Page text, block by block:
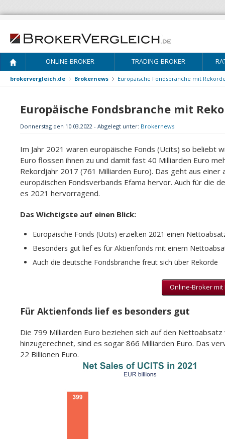
ONLINE-BROKER TRADING-BROKER
brokervergleich.de Brokernews Europäische Fondsbranche mit
Europäische Fondsbranche mit
Donnerstag den 10.03.2022 - Abgelegt unter: Brokernews
Im Jahr 2021 waren europäische Fonds (Ucits) so beliebt
Euro flossen ihnen zu und damit fast 40 Milliarden Euro
Rekordjahr 2017 (761 Milliarden Euro). Das geht aus einer
europäischen Fondsverbands Efama hervor. Auch für die
es 2021 hervorragend.
Das Wichtigste auf einen Blick:
Europäische Fonds (Ucits) erzielten 2021 einen
Besonders gut lief es für Aktienfonds mit einem
Auch die deutsche Fondsbranche freut sich über Rekorde
Online-Broker
Für Aktienfonds lief es besonders gut
Die 799 Milliarden Euro beziehen sich auf den
hinzugerechnet, sind es sogar 866 Milliarden Euro. Das
22 Billionen Euro.